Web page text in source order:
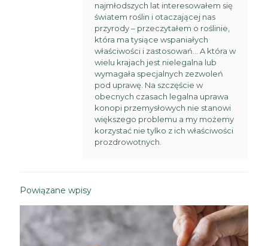
najmłodszych lat interesowałem się
światem roślin i otaczającej nas
przyrody – przeczytałem o roślinie,
która ma tysiące wspaniałych
właściwości i zastosowań… A która w
wielu krajach jest nielegalna lub
wymagała specjalnych zezwoleń
pod uprawę. Na szczęście w
obecnych czasach legalna uprawa
konopi przemysłowych nie stanowi
większego problemu a my możemy
korzystać nie tylko z ich właściwości
prozdrowotnych.
Powiązane wpisy